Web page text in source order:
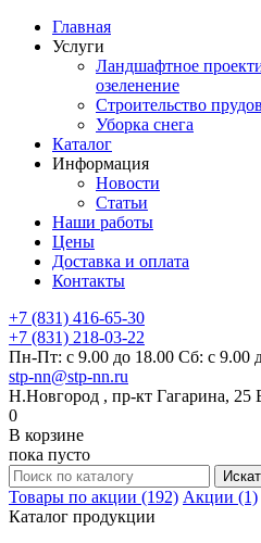
Главная
Услуги
Ландшафтное
озеленение
Строительство
Уборка снега
Каталог
Информация
Новости
Статьи
Наши работы
Цены
Доставка и оплата
Контакты
+7 (831) 416-65-30
+7 (831) 218-03-22
Пн-Пт: с 9.00 до 18.00 Сб: с 9.00
stp-nn@stp-nn.ru
Н.Новгород , пр-кт Гагарина, 25
0
В корзине
пока пусто
Товары по акции (192) Акции (1)
Каталог продукции